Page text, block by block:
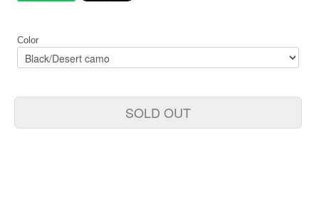
Color
SOLD OUT